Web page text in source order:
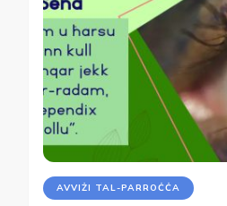
AVVIŻI TAL-PARROĊĊA